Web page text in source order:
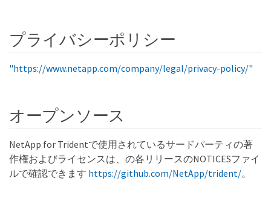
プライバシーポリシー
"https://www.netapp.com/company/legal/privacy-policy/"
オープンソース
NetApp for Tridentで使用されているサードパーティの著
作権およびライセンスは、の各リリースのNOTICESファイ
ルで確認できます https://github.com/NetApp/trident/。